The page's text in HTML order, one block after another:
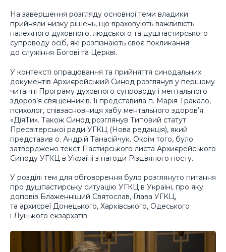
На завершення розгляду основної теми владики
прийняли низку рішень, що враховують важливість
належного духовного, людського та душпастирського
супроводу осіб, які розпізнають своє покликання
до служіння Богові та Церкві.
У контексті опрацювання та прийняття синодальних
документів Архиєрейський Синод розглянув у першому
читанні Програму духовного супроводу і ментального
здоров’я священників. Її представила п. Марія Тракало,
психолог, співзасновниця хабу ментального здоровʼя
«ДіяТи». Також Синод розглянув Типовий статут
Пресвітерської ради УГКЦ (Нова редакція), який
представив о. Андрій Танасійчук. Окрім того, було
затверджено текст Пастирського листа Архиєрейського
Синоду УГКЦ в Україні з нагоди Різдвяного посту.
У розділі тем для обговорення було розглянуто питання
про душпастирську ситуацію УГКЦ в Україні, про яку
доповів Блаженніший Святослав, Глава УГКЦ,
та архиєреї Донецького, Харківського, Одеського
і Луцького екзархатів.